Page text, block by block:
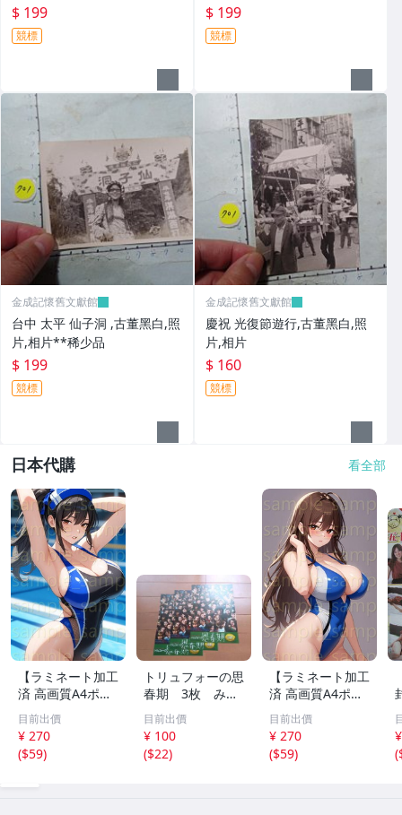
$ 199
競標
$ 199
競標
金成記懷舊文獻館
台中 太平 仙子洞 ,古董黑白,照
片,相片**稀少品
$ 199
競標
金成記懷舊文獻館
慶祝 光復節遊行,古董黑白,照
片,相片
$ 160
競標
日本代購 看全部
【ラミネート加工
済 高画質A4ポス
ター】1583 AI美
女 イラスト ポス
ター セクシー か
わいい 水着 下着
目前出價
¥ 270
($59)
トリュフォーの思
春期 3枚 みゆ
き座 ジュリー
デムソー ｋ
目前出價
¥ 100
($22)
【ラミネート加工
済 高画質A4ポス
ター】1582 AI美
女 イラスト ポス
ター セクシー か
わいい 水着 下着
目前出價
¥ 270
($59)
(